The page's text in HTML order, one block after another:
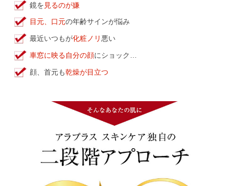
鏡を 見るのが嫌
目元、口元の年齢サインが悩み
最近いつもが化粧ノリ悪い
車窓に映る自分の顔にショック…
顔、首元も乾燥が目立つ